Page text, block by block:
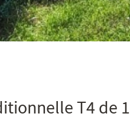
T4 de